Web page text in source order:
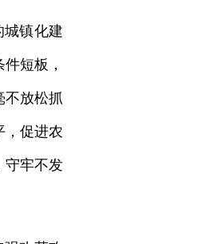
城镇化建
短板，
不放松抓
，促进农
守牢不发